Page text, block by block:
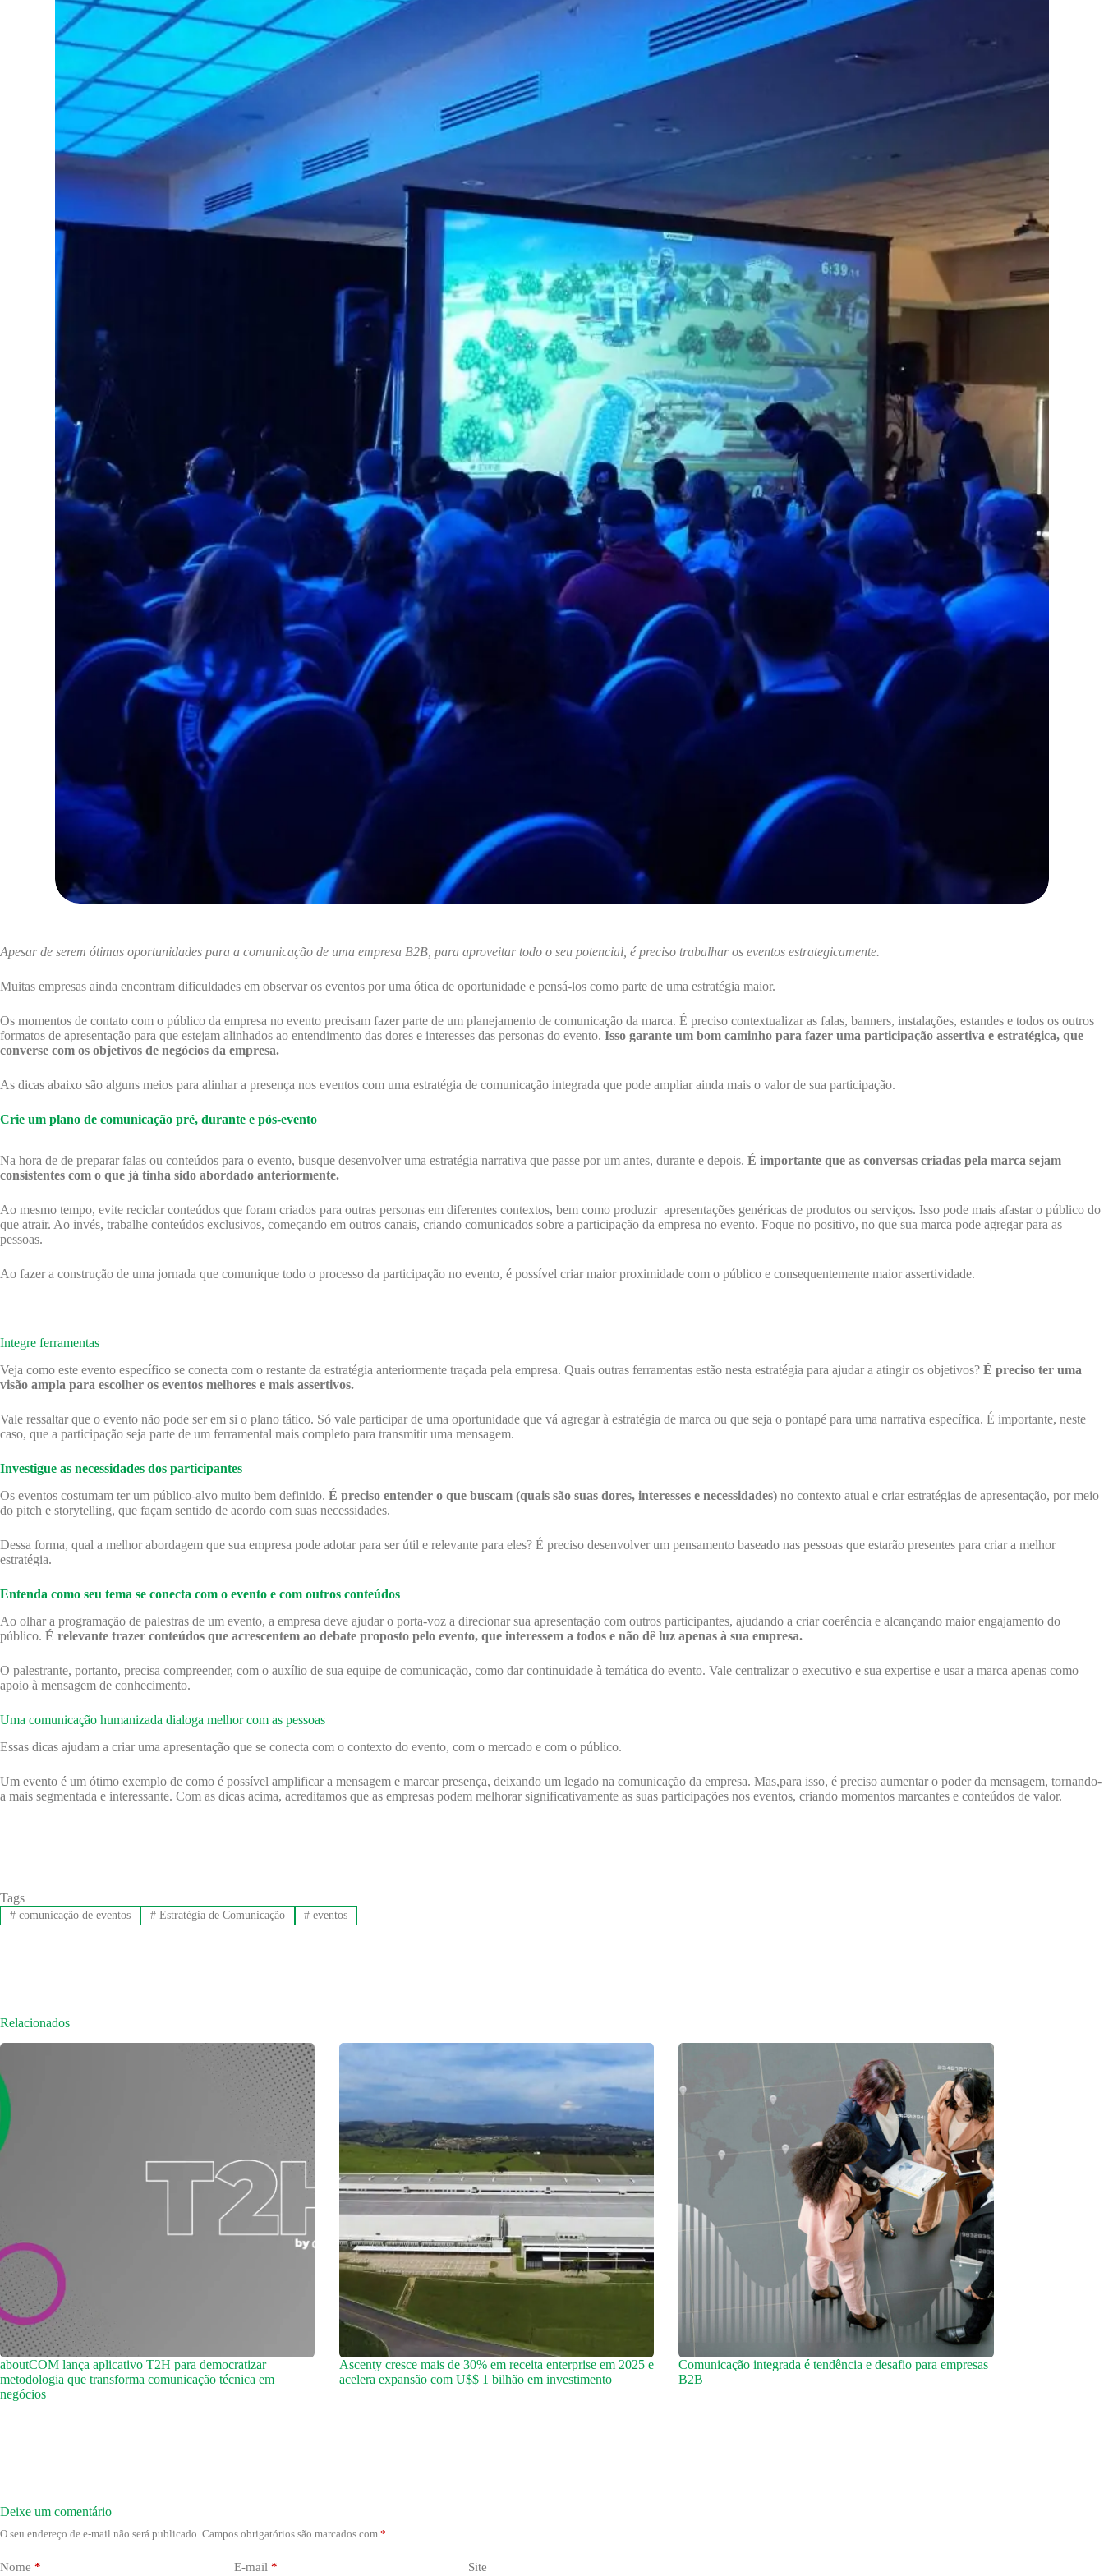
Apesar de serem ótimas oportunidades para a comunicação de uma empresa B2B, para aproveitar todo o seu potencial, é preciso trabalhar os eventos estrategicamente.
Muitas empresas ainda encontram dificuldades em observar os eventos por uma ótica de oportunidade e pensá-los como parte de uma estratégia maior.
Os momentos de contato com o público da empresa no evento precisam fazer parte de um planejamento de comunicação da marca. É preciso contextualizar as falas, banners, instalações, estandes e todos os outros
formatos de apresentação para que estejam alinhados ao entendimento das dores e interesses das personas do evento. Isso garante um bom caminho para fazer uma participação assertiva e estratégica, que
converse com os objetivos de negócios da empresa.
As dicas abaixo são alguns meios para alinhar a presença nos eventos com uma estratégia de comunicação integrada que pode ampliar ainda mais o valor de sua participação.
Crie um plano de comunicação pré, durante e pós-evento
Na hora de de preparar falas ou conteúdos para o evento, busque desenvolver uma estratégia narrativa que passe por um antes, durante e depois. É importante que as conversas criadas pela marca sejam
consistentes com o que já tinha sido abordado anteriormente.
Ao mesmo tempo, evite reciclar conteúdos que foram criados para outras personas em diferentes contextos, bem como produzir apresentações genéricas de produtos ou serviços. Isso pode mais afastar o público do
que atrair. Ao invés, trabalhe conteúdos exclusivos, começando em outros canais, criando comunicados sobre a participação da empresa no evento. Foque no positivo, no que sua marca pode agregar para as
pessoas.
Ao fazer a construção de uma jornada que comunique todo o processo da participação no evento, é possível criar maior proximidade com o público e consequentemente maior assertividade.
Integre ferramentas
Veja como este evento específico se conecta com o restante da estratégia anteriormente traçada pela empresa. Quais outras ferramentas estão nesta estratégia para ajudar a atingir os objetivos? É preciso ter uma
visão ampla para escolher os eventos melhores e mais assertivos.
Vale ressaltar que o evento não pode ser em si o plano tático. Só vale participar de uma oportunidade que vá agregar à estratégia de marca ou que seja o pontapé para uma narrativa específica. É importante, neste
caso, que a participação seja parte de um ferramental mais completo para transmitir uma mensagem.
Investigue as necessidades dos participantes
Os eventos costumam ter um público-alvo muito bem definido. É preciso entender o que buscam (quais são suas dores, interesses e necessidades) no contexto atual e criar estratégias de apresentação, por meio
do pitch e storytelling, que façam sentido de acordo com suas necessidades.
Dessa forma, qual a melhor abordagem que sua empresa pode adotar para ser útil e relevante para eles? É preciso desenvolver um pensamento baseado nas pessoas que estarão presentes para criar a melhor
estratégia.
Entenda como seu tema se conecta com o evento e com outros conteúdos
Ao olhar a programação de palestras de um evento, a empresa deve ajudar o porta-voz a direcionar sua apresentação com outros participantes, ajudando a criar coerência e alcançando maior engajamento do
público. É relevante trazer conteúdos que acrescentem ao debate proposto pelo evento, que interessem a todos e não dê luz apenas à sua empresa.
O palestrante, portanto, precisa compreender, com o auxílio de sua equipe de comunicação, como dar continuidade à temática do evento. Vale centralizar o executivo e sua expertise e usar a marca apenas como
apoio à mensagem de conhecimento.
Uma comunicação humanizada dialoga melhor com as pessoas
Essas dicas ajudam a criar uma apresentação que se conecta com o contexto do evento, com o mercado e com o público.
Um evento é um ótimo exemplo de como é possível amplificar a mensagem e marcar presença, deixando um legado na comunicação da empresa. Mas,para isso, é preciso aumentar o poder da mensagem, tornando-
a mais segmentada e interessante. Com as dicas acima, acreditamos que as empresas podem melhorar significativamente as suas participações nos eventos, criando momentos marcantes e conteúdos de valor.
Tags
#comunicação de eventos #Estratégia de Comunicação # eventos
Relacionados
aboutCOM lança aplicativo T2H para democratizar
metodologia que transforma comunicação técnica em
negócios
Ascenty cresce mais de 30% em receita enterprise em 2025 e
acelera expansão com U$$ 1 bilhão em investimento
Comunicação integrada é tendência e desafio para empresas
B2B
Deixe um comentário
O seu endereço de e-mail não será publicado. Campos obrigatórios são marcados com *
Nome * E-mail * Site